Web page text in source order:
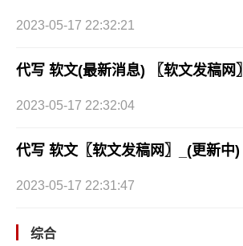
2023-05-17 22:32:21
代写 软文(最新消息) 〖软文发稿网〗
2023-05-17 22:32:04
代写 软文〖软文发稿网〗_(更新中)
2023-05-17 22:31:47
综合